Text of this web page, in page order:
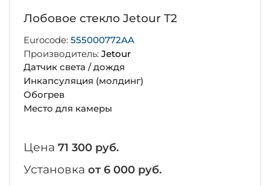
Лобовое стекло Jetour T2
Eurocode: 555000772AA
Производитель: Jetour
Датчик света / дождя
Инкапсуляция (молдинг)
Обогрев
Место для камеры
Цена 71 300 руб.
Установка от 6 000 руб.